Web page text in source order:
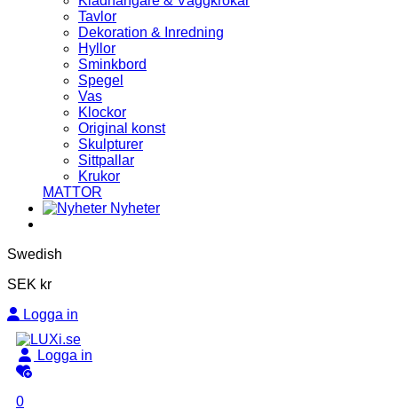
Tavlor
Dekoration & Inredning
Hyllor
Sminkbord
Spegel
Vas
Klockor
Original konst
Skulpturer
Sittpallar
Krukor
MATTOR
Nyheter
Swedish
SEK kr
Logga in
Logga in
0